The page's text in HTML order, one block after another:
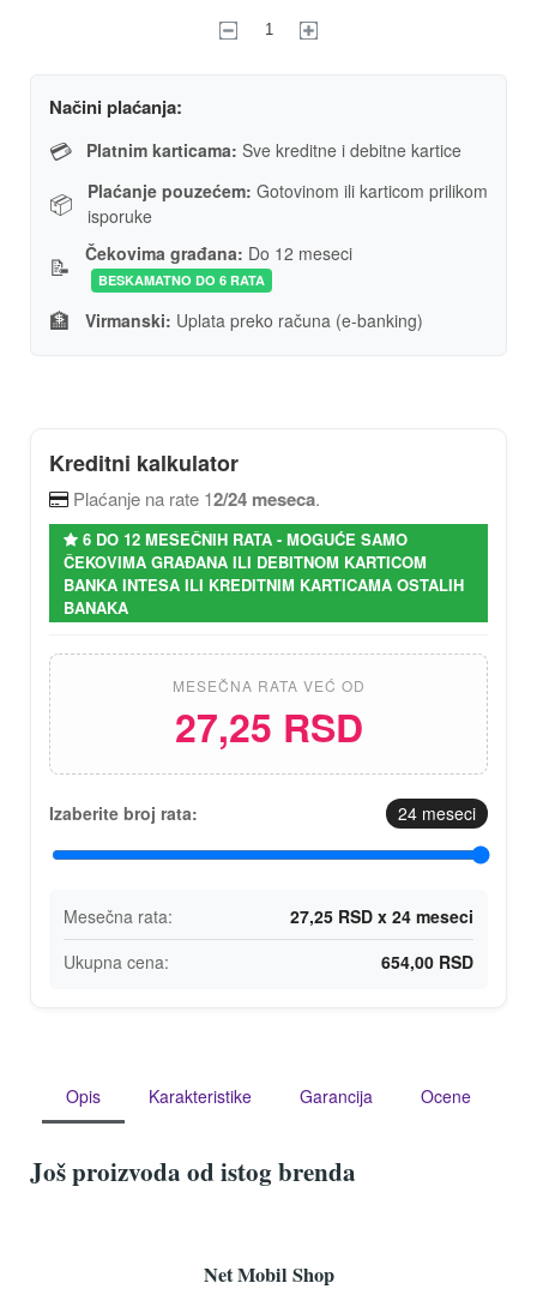
Načini plaćanja:
💳 Platnim karticama: Sve kreditne i debitne kartice
📦 Plaćanje pouzećem: Gotovinom ili karticom prilikom
isporuke
📝 Čekovima građana: Do 12 meseci
BESKAMATNO DO 6 RATA
🏦 Virmanski: Uplata preko računa (e-banking)
Kreditni kalkulator
Plaćanje na rate 12/24 meseca.
6 DO 12 MESEČNIH RATA - MOGUĆE SAMO
ČEKOVIMA GRAĐANA ILI DEBITNOM KARTICOM
BANKA INTESA ILI KREDITNIM KARTICAMA OSTALIH
BANAKA
MESEČNA RATA VEĆ OD
27,25 RSD
Izaberite broj rata: 24 meseci
Mesečna rata:
27,25 RSD x 24 meseci
Ukupna cena:
654,00 RSD
Opis Karakteristike Garancija Ocene
Još proizvoda od istog brenda
Net Mobil Shop